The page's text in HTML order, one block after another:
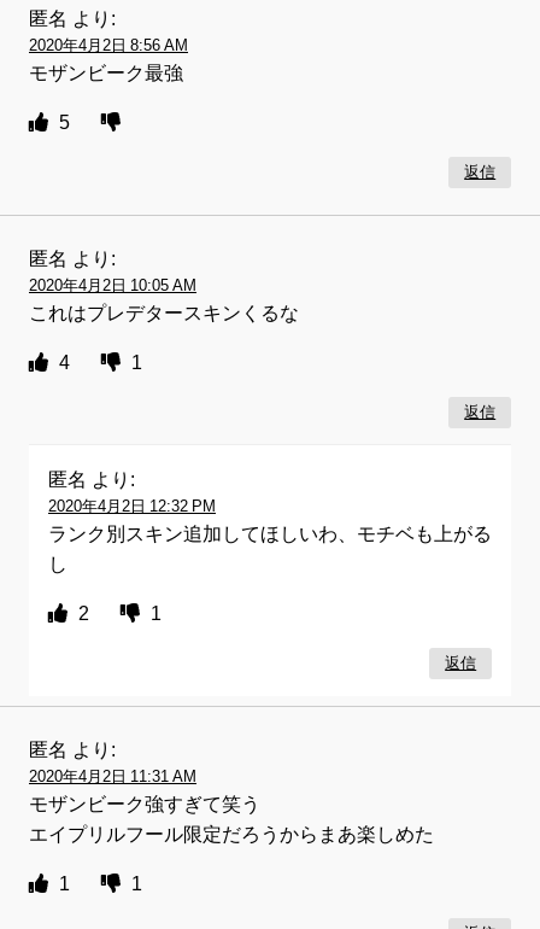
匿名 より:
2020年4月2日 8:56 AM
モザンビーク最強
5
返信
匿名 より:
2020年4月2日 10:05 AM
これはプレデタースキンくるな
4 1
返信
匿名 より:
2020年4月2日 12:32 PM
ランク別スキン追加してほしいわ、モチベも上がる
し
2 1
返信
匿名 より:
2020年4月2日 11:31 AM
モザンビーク強すぎて笑う
エイプリルフール限定だろうからまあ楽しめた
1 1